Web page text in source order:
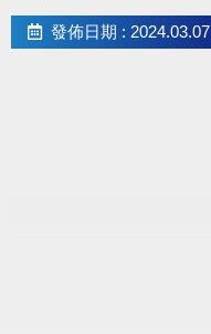
發佈日期 : 2024.03.07